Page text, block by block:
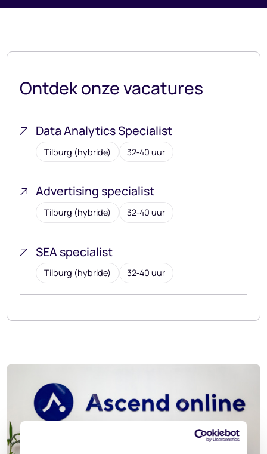
Ontdek onze vacatures
Data Analytics Specialist
Tilburg (hybride) 32‑40 uur
Advertising specialist
Tilburg (hybride) 32‑40 uur
SEA specialist
Tilburg (hybride) 32‑40 uur